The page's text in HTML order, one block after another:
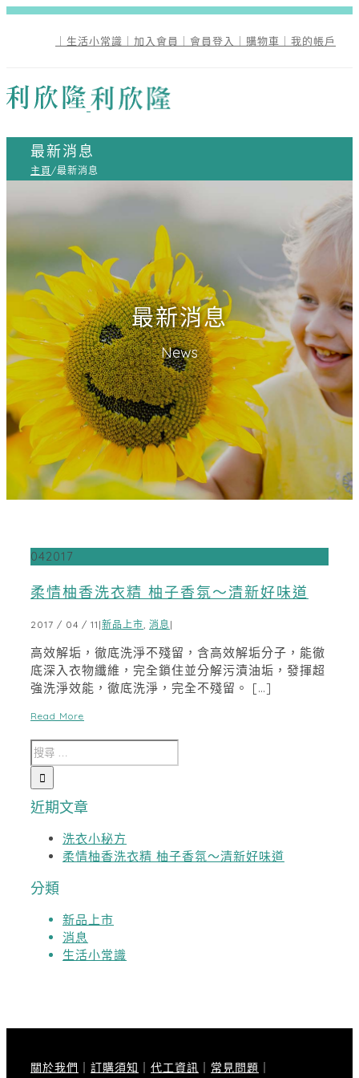
｜生活小常識 ｜加入會員 ｜會員登入 ｜購物車 ｜我的帳戶
最新消息
主頁/最新消息
最新消息
News
042017
柔情柚香洗衣精 柚子香氛～清新好味道
2017 / 04 / 11 |新品上市, 消息|
高效解垢，徹底洗淨不殘留，含高效解垢分子，能徹
底深入衣物纖維，完全鎖住並分解污漬油垢，發揮超
強洗淨效能，徹底洗淨，完全不殘留。 […]
Read More
近期文章
洗衣小秘方
柔情柚香洗衣精 柚子香氛～清新好味道
分類
新品上市
消息
生活小常識
關於我們 訂購須知 代工資訊 常見問題